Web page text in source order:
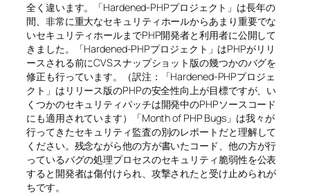
全く違います。「Hardened-PHPプロジェクト」は長年の
間、非常に重大なセキュリティホールからあまり重要でな
いセキュリティホールまでPHP開発者と利用者に公開して
きました。「Hardened-PHPプロジェクト」はPHPがリリ
ースされる前にCVSスナップショット版の幾つかのバグを
修正も行っています。（訳注：「Hardened-PHPプロジェ
クト」はリリース版のPHPの安全性向上が目標ですが、い
くつかのセキュリティパッチは開発中のPHPソースコード
にも適用されています）「Month of PHP Bugs」は我々が
行ってきたセキュリティ監査の別のレポートだと理解して
ください。残念ながら他の方が書いたコード、他の方が行
っているバグの処理プロセスのセキュリティ脆弱性を公表
すると開発者は傷付けられ、攻撃されたと受け止められが
ちです。